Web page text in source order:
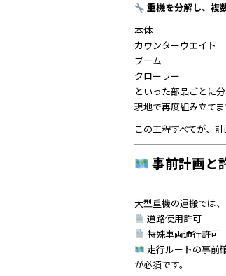
重機を分解し、複
本体
カウンターウエイト
ブーム
クローラー
といった部品ごとに分
現地で再度組み立てま
この工程すべてが、
事前計画と
大型重機の運搬では、
道路使用許可
特殊車両通行許可
走行ルートの事前
が必須です。